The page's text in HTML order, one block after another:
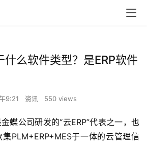
什么软件类型？是ERP软件
9:21 资讯 550 views
蝶公司研发的“云ERP”代表之一，也
PLM+ERP+MES于一体的云管理信